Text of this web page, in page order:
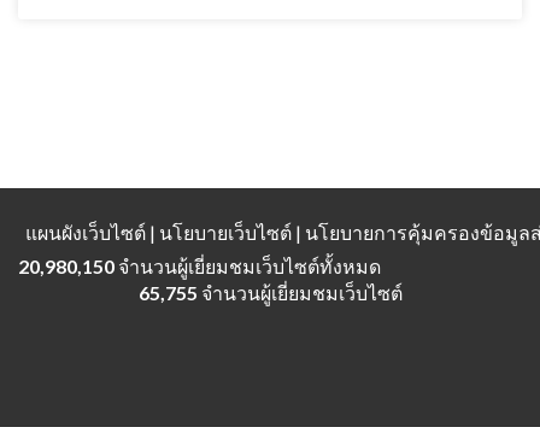
แผนผังเว็บไซต์ | นโยบายเว็บไซต์ | นโยบายการคุ้มครองข้อมู
20,980,150 จำนวนผู้เยี่ยมชมเว็บไซต์ทั้งหมด
65,755 จำนวนผู้เยี่ยมชมเว็บไซต์